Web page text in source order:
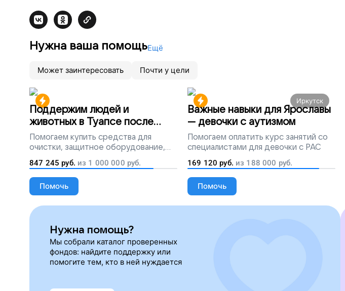
Нужна ваша помощьЕщё
Может заинтересовать Почти у цели
Поддержим людей и
животных в Туапсе после
разлива мазута
Помогаем купить средства для
очистки, защитное оборудование,
лекарства, корм и предметы первой
необходимости
847 245 руб. из 1 000 000 руб.
Помочь
Иркутск
Важные навыки для Ярославы
— девочки с аутизмом
Помогаем оплатить курс занятий со
специалистами для девочки с РАС
169 120 руб. из 188 000 руб.
Помочь
Нужна помощь?
Мы собрали каталог проверенных
фондов: найдите поддержку или
помогите тем, кто в ней нуждается